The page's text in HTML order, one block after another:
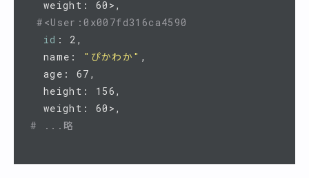
  weight: 60>,
#<User:0x007fd316ca4590
id : 2,
  name:
"ぴかわか" ,
  age: 67,
  height: 156,
# ...略